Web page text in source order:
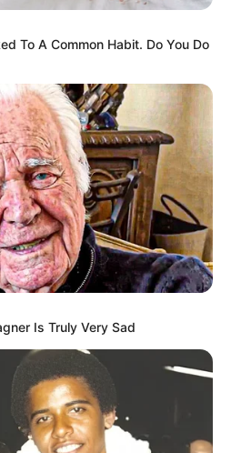
To A Common Habit. Do You Do
Is Truly Very Sad